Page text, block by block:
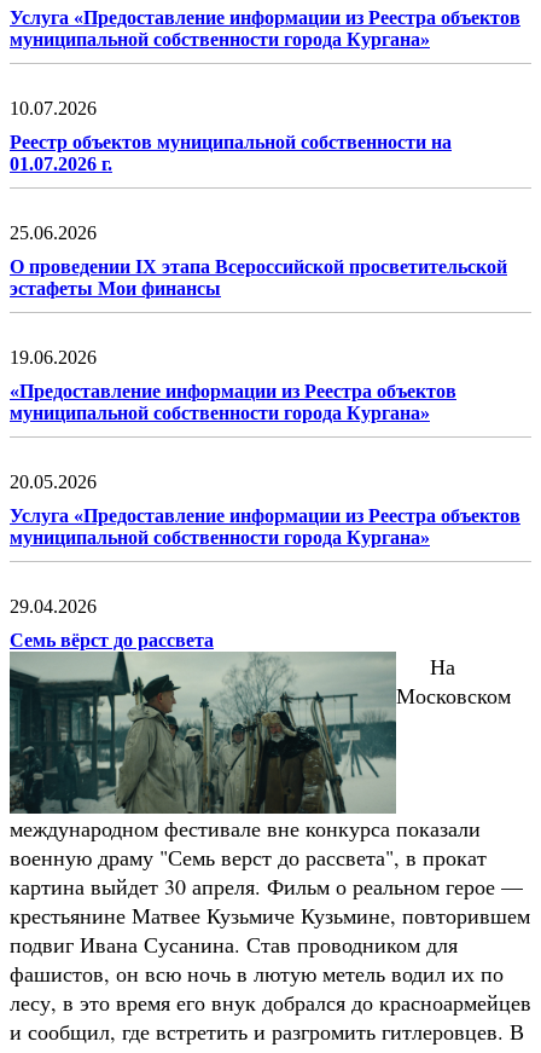
Услуга «Предоставление информации из Реестра объектов
муниципальной собственности города Кургана»
10.07.2026
Реестр объектов муниципальной собственности на
01.07.2026 г.
25.06.2026
О проведении IX этапа Всероссийской просветительской
эстафеты Мои финансы
19.06.2026
«Предоставление информации из Реестра объектов
муниципальной собственности города Кургана»
20.05.2026
Услуга «Предоставление информации из Реестра объектов
муниципальной собственности города Кургана»
29.04.2026
Семь вёрст до рассвета
На
Московском
международном фестивале вне конкурса показали
военную драму "Семь верст до рассвета", в прокат
картина выйдет 30 апреля. Фильм о реальном герое —
крестьянине Матвее Кузьмиче Кузьмине, повторившем
подвиг Ивана Сусанина. Став проводником для
фашистов, он всю ночь в лютую метель водил их по
лесу, в это время его внук добрался до красноармейцев
и сообщил, где встретить и разгромить гитлеровцев. В